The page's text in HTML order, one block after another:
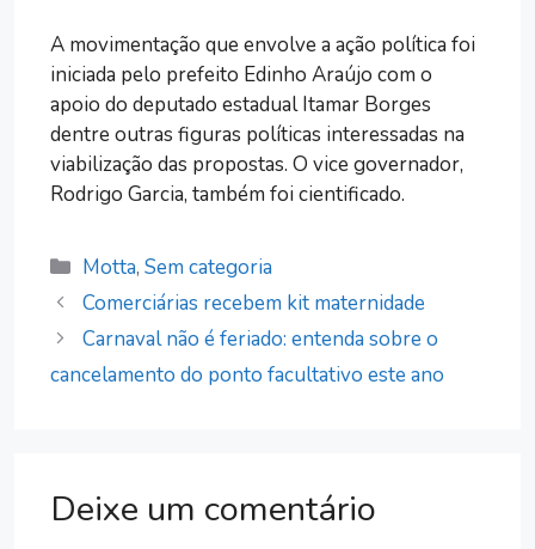
A movimentação que envolve a ação política foi
iniciada pelo prefeito Edinho Araújo com o
apoio do deputado estadual Itamar Borges
dentre outras figuras políticas interessadas na
viabilização das propostas. O vice governador,
Rodrigo Garcia, também foi cientificado.
Categorias
Motta,Sem categoria
Comerciárias recebem kit maternidade
Carnaval não é feriado: entenda sobre o
cancelamento do ponto facultativo este ano
Deixe um comentário